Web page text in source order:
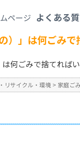
よくある
）」は何ごみ
は何ごみで捨てれば
リサイクル・環境 > 家庭ご